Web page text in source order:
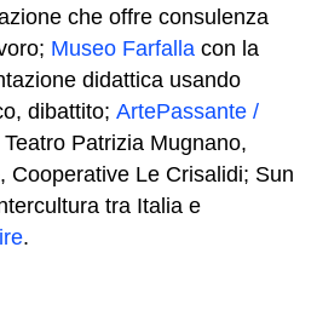
che offre consulenza
Museo Farfalla con la
didattica usando
dibattito; ArtePassante /
Patrizia Mugnano,
Cooperative Le Crisalidi; Sun
tra Italia e
.